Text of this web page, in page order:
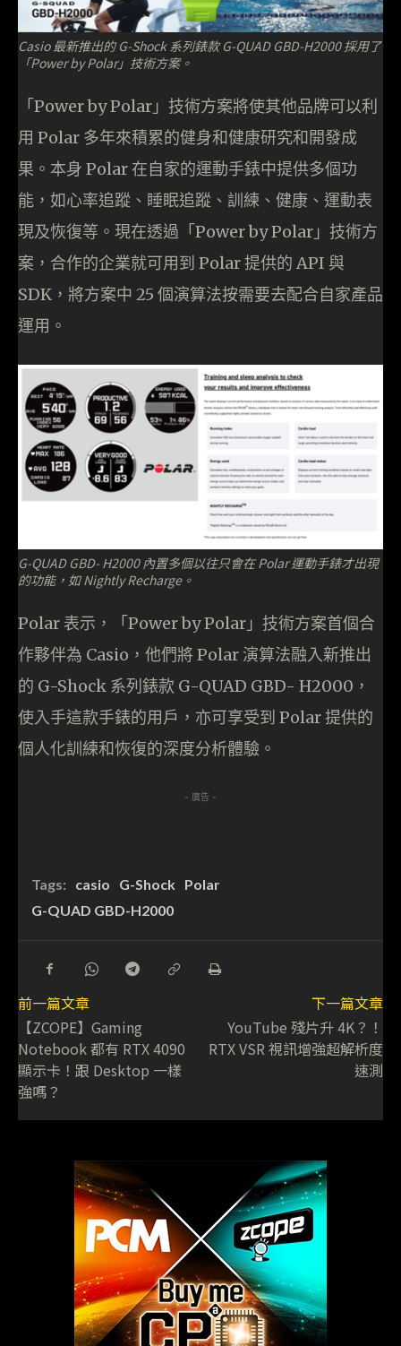
Casio 最新推出的 G-Shock 系列錶款 G-QUAD GBD-H2000 採用了
「Power by Polar」技術方案。
「Power by Polar」技術方案將使其他品牌可以利
用 Polar 多年來積累的健身和健康研究和開發成
果。本身 Polar 在自家的運動手錶中提供多個功
能，如心率追蹤、睡眠追蹤、訓練、健康、運動表
現及恢復等。現在透過「Power by Polar」技術方
案，合作的企業就可用到 Polar 提供的 API 與
SDK，將方案中 25 個演算法按需要去配合自家產品
運用。
G-QUAD GBD- H2000 內置多個以往只會在 Polar 運動手錶才出現
的功能，如 Nightly Recharge。
Polar 表示，「Power by Polar」技術方案首個合
作夥伴為 Casio，他們將 Polar 演算法融入新推出
的 G-Shock 系列錶款 G-QUAD GBD- H2000，
使入手這款手錶的用戶，亦可享受到 Polar 提供的
個人化訓練和恢復的深度分析體驗。
- 廣告 -
Tags: casio G-Shock
Polar
G-QUAD GBD-H2000
前一篇文章
【ZCOPE】Gaming
Notebook 都有 RTX 4090
顯示卡！跟 Desktop 一樣
強嗎？
下一篇文章
YouTube 殘片升 4K？！
RTX VSR 視訊增強超解析度
速測